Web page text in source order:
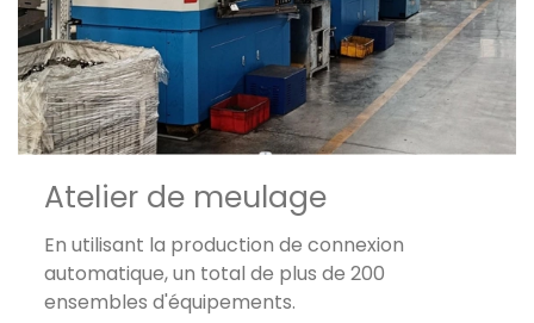
Atelier de meulage
En utilisant la production de connexion
automatique, un total de plus de 200
ensembles d'équipements.